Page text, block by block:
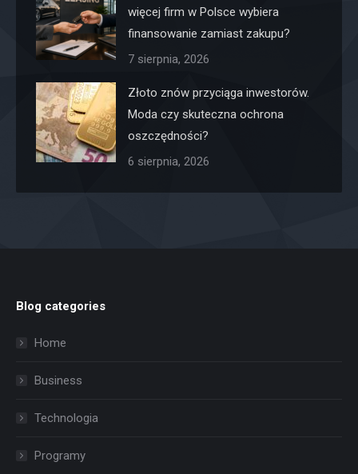
więcej firm w Polsce wybiera
finansowanie zamiast zakupu?
7 sierpnia, 2026
Złoto znów przyciąga inwestorów.
Moda czy skuteczna ochrona
oszczędności?
6 sierpnia, 2026
Blog categories
Home
Business
Technologia
Programy